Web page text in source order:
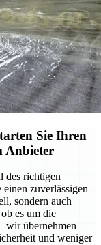
Sie Ihren
Anbieter
des richtigen
zuverlässigen
sondern auch
es um die
wir übernehmen
und weniger